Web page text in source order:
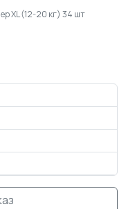
XL (12-20 кг) 34 шт